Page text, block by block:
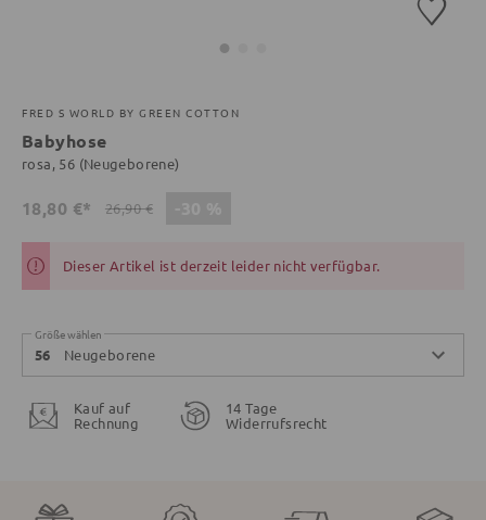
FRED S WORLD BY GREEN COTTON
Babyhose
rosa, 56 (Neugeborene)
18,80 €* 26,90 €
Dieser Artikel ist derzeit leider nicht verfügbar.
Größe wählen
56 Neugeborene
Kauf auf
Rechnung
14 Tage
Widerrufsrecht